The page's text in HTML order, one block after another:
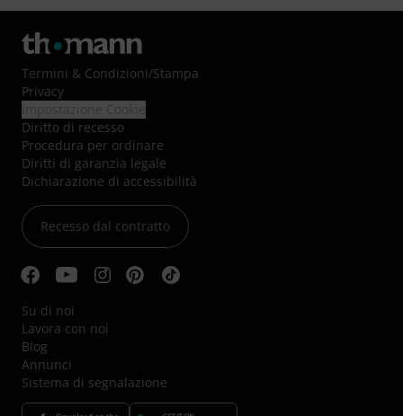
Termini & Condizioni/Stampa
Privacy
Diritto di recesso
Procedura per ordinare
Diritti di garanzia legale
Dichiarazione di accessibilità
Recesso dal contratto
Su di noi
Lavora con noi
Blog
Annunci
Sistema di segnalazione